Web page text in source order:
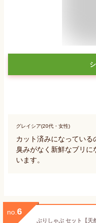
グレイシア(20代・女性)
カット済みになっている
臭みがなく新鮮なブリに
います。
no. 6